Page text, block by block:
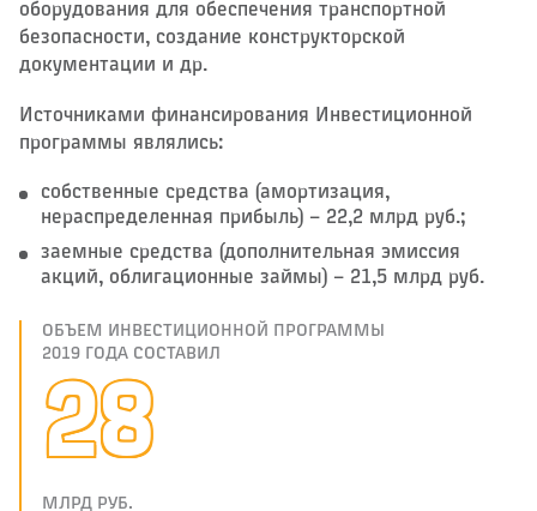
оборудования для обеспечения транспортной
безопасности, создание конструкторской
документации и др.
Источниками финансирования Инвестиционной
программы являлись:
собственные средства (амортизация,
нераспределенная прибыль) – ​22,2 млрд руб.;
заемные средства (дополнительная эмиссия
акций, облигационные займы) – ​21,5 млрд руб.
ОБЪЕМ ИНВЕСТИЦИОННОЙ ПРОГРАММЫ
2019 ГОДА СОСТАВИЛ
30
МЛРД РУБ.